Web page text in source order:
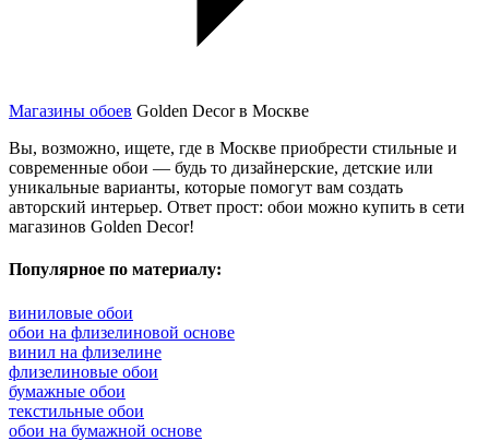
Магазины обоев Golden Decor в Москве
Вы, возможно, ищете, где в Москве приобрести стильные и
современные обои — будь то дизайнерские, детские или
уникальные варианты, которые помогут вам создать
авторский интерьер. Ответ прост: обои можно купить в сети
магазинов Golden Decor!
Популярное по материалу:
виниловые обои
обои на флизелиновой основе
винил на флизелине
флизелиновые обои
бумажные обои
текстильные обои
обои на бумажной основе